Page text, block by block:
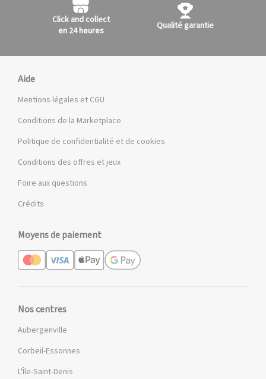
Click and collect
en 24 heures
Qualité garantie
Aide
Mentions légales et CGU
Conditions de la Marketplace
Politique de confidentialité et de cookies
Conditions des offres et jeux
Foire aux questions
Crédits
Moyens de paiement
Nos centres
Aubergenville
Corbeil-Essonnes
L'Île-Saint-Denis